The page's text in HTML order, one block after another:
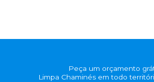
Peça um orçamento
Limpa Chaminés em todo